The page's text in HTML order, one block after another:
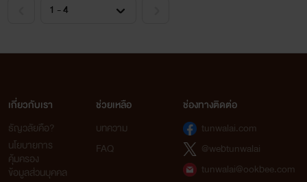
เกี่ยวกับเรา
ธัญวลัยคือ?
นโยบายการ
คุ้มครอง
ข้อมูลส่วนบุคคล
ช่วยเหลือ
บทความ
FAQ
ช่องทางติดต่อ
tunwalai.com
@webtunwalai
tunwalai@ookbee.com